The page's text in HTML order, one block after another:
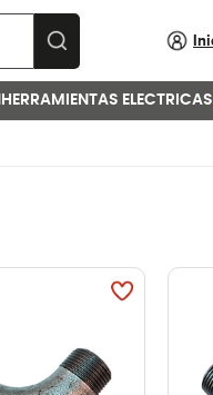
HERRAMIENTAS ELECTRICAS